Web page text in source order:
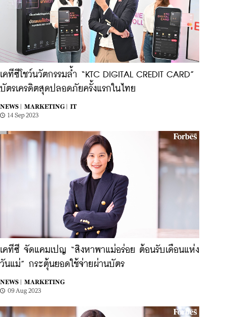
เคทีซีโชว์นวัตกรรมล้ำ “KTC DIGITAL CREDIT CARD”
บัตรเครดิตสุดปลอดภัยครั้งแรกในไทย
NEWS | MARKETING |
IT
14 Sep 2023
เคทีซี จัดแคมเปญ “สิงหาพาแม่อร่อย ต้อนรับเดือนแห่ง
วันแม่” กระตุ้นยอดใช้จ่ายผ่านบัตร
NEWS |
MARKETING
09 Aug 2023